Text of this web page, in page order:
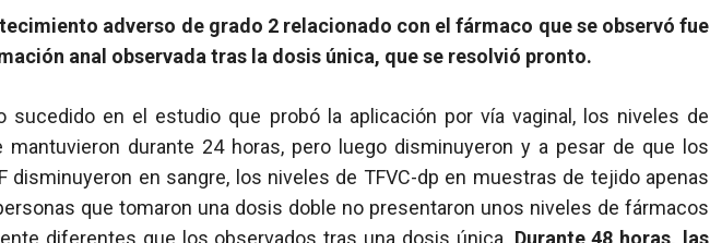
adverso de grado 2 relacionado con el fármaco que se observó fue
anal observada tras la dosis única, que se resolvió pronto.
sucedido en el estudio que probó la aplicación por vía vaginal, los niveles de
mantuvieron durante 24 horas, pero luego disminuyeron y a pesar de que los
disminuyeron en sangre, los niveles de TFVC-dp en muestras de tejido apenas
que tomaron una dosis doble no presentaron unos niveles de fármacos
diferentes que los observados tras una dosis única. Durante 48 horas, las